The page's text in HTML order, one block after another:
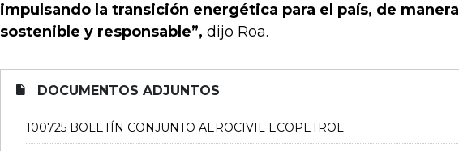
impulsando la transición energética para el país, de manera
sostenible y responsable”, dijo Roa.
DOCUMENTOS ADJUNTOS
100725 BOLETÍN CONJUNTO AEROCIVIL ECOPETROL